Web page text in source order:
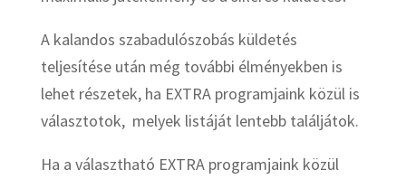
A kalandos szabadulószobás küldetés
teljesítése után még további élményekben is
lehet részetek, ha EXTRA programjaink közül is
választotok, melyek listáját lentebb találjátok.
Ha a választható EXTRA programjaink közül